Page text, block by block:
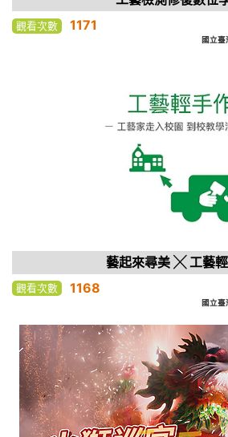
觀看次數 1171
國立
藝起來尋美 ╳ 工藝
觀看次數 1168
國立臺